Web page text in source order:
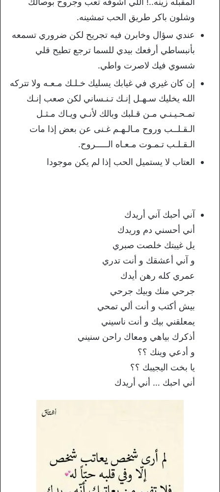
وشلون باكر طريق الحب تمشينه.
عندي سؤال وخابرن فيه تجريح لكن ضروري تسمعه
بأنبساطي أرفعك بيدي للسما ترجع تطيح قلي
شسوي فيك لاصرت واطي.
إن كان غيري في غيابك يسليك خـلـك مـعـه ولا تتركه
الله يخليك سـهـل إنـك تـنـساني لكن صعب إنـك
تمـحـيـنـي مـن قـلبك وبالك لأنـي ويـاك مـثـل
الـقـلــب وروح مـالـهـم غـنى عن بعض إذا مات
الـقـلـب تـمـوت مـعـاه الـــــروح.
العتاب لا يستميل الحب إذا لم يكن موجودا
آني أحبك آني أريدك
أني أحسني دم وريدك
يل غيبتك خلصت صبري
و آني أعشقك و أنت تدري
عمري كله رهن أيدك
جرحي منك وبيك جرحي
بيش أكتب و أنت ألي تمحي
يمعلقني بيك و أنت ناسيني
أذكرك بياهي ومعاك راحن سنيني
و أدعي وينك ؟؟
يا بخت اليجيبك ؟؟
أني احبك … أني أريدك